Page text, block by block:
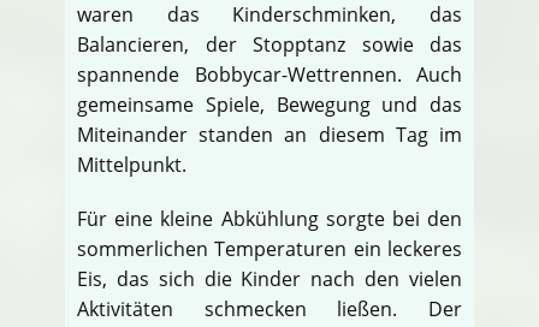
waren das Kinderschminken, das
Balancieren, der Stopptanz sowie das
spannende Bobbycar-Wettrennen. Auch
gemeinsame Spiele, Bewegung und das
Miteinander standen an diesem Tag im
Mittelpunkt.
Für eine kleine Abkühlung sorgte bei den
sommerlichen Temperaturen ein leckeres
Eis, das sich die Kinder nach den vielen
Aktivitäten schmecken ließen. Der